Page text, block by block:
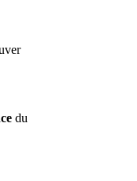
du